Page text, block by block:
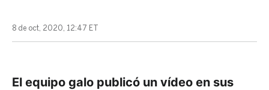
8 de oct, 2020, 12:47 ET
El equipo galo publicó un vídeo en sus